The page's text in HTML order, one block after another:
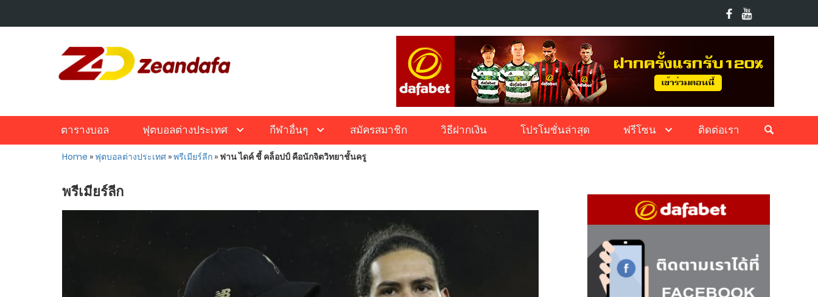
ตารางบอล ฟุตบอลต่างประเทศ กีฬาอื่นๆ สมัครสมาชิก วิธีฝากเงิน โปรโมชั่นล่าสุด ฟรีโซน ติดต่อเรา
Home » ฟุตบอลต่างประเทศ »พรีเมียร์ลีก » ฟาน ไดค์ ชี้ คล็อปป์ คือนักจิตวิทยาชั้นครู
พรีเมียร์ลีก